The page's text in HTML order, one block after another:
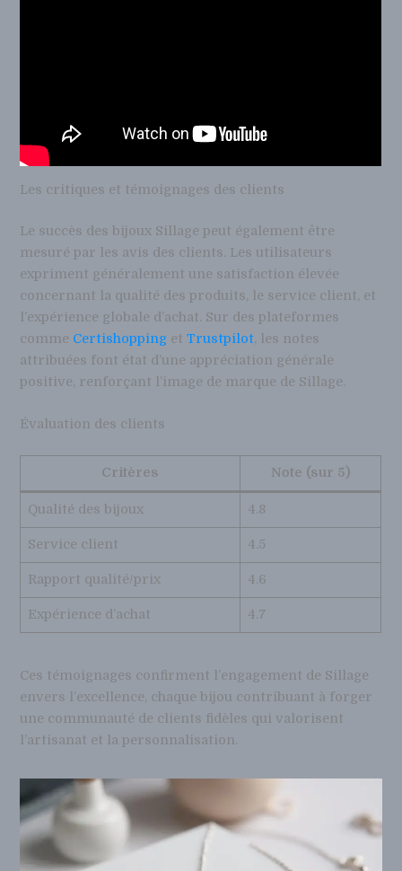
Les critiques et témoignages des clients
Le succès des bijoux Sillage peut également être
mesuré par les avis des clients. Les utilisateurs
expriment généralement une satisfaction élevée
concernant la qualité des produits, le service client, et
l’expérience globale d’achat. Sur des plateformes
comme Certishopping etTrustpilot, les notes
attribuées font état d’une appréciation générale
positive, renforçant l’image de marque de Sillage.
Évaluation des clients
Critères Note (sur 5)
Qualité des bijoux 4.8
Service client 4.5
Rapport qualité/prix 4.6
Expérience d’achat 4.7
Ces témoignages confirment l’engagement de Sillage
envers l’excellence, chaque bijou contribuant à forger
une communauté de clients fidèles qui valorisent
l’artisanat et la personnalisation.